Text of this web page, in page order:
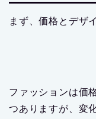
まず、価格とデザ
ファッションは価
つありますが、変